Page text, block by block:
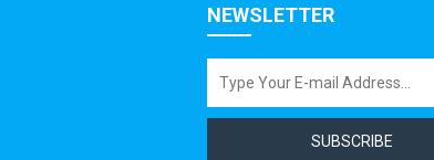
NEWSLETTER
SUBSCRIBE